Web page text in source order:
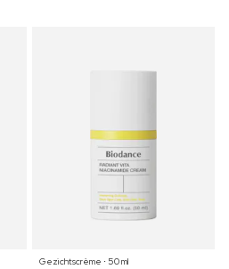
Gezichtscrème ⋅ 50 ml